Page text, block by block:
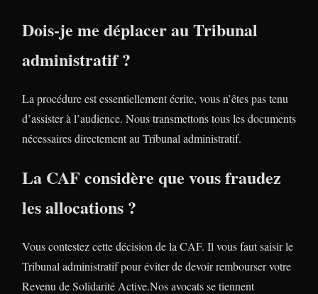
Dois-je me déplacer au Tribunal
administratif ?
La procédure est essentiellement écrite, vous n’êtes pas tenu
d’assister à l’audience. Nous transmettons tous les documents
nécessaires directement au Tribunal administratif.
La CAF considère que vous fraudez
les allocations ?
Vous contestez cette décision de la CAF. Il vous faut saisir le
Tribunal administratif pour éviter de devoir rembourser votre
Revenu de Solidarité Active.Nos avocats se tiennent